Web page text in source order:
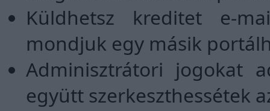
Küldhetsz kreditet e-
mondjuk egy másik
Adminisztrátori jogokat
együtt szerkeszthessétek